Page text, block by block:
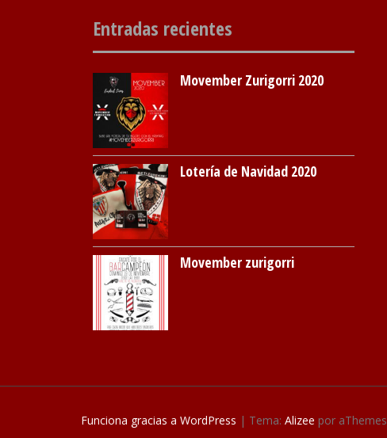
Entradas recientes
Movember Zurigorri 2020
Lotería de Navidad 2020
Movember zurigorri
Funciona gracias a WordPress | Tema: Alizee por aThemes